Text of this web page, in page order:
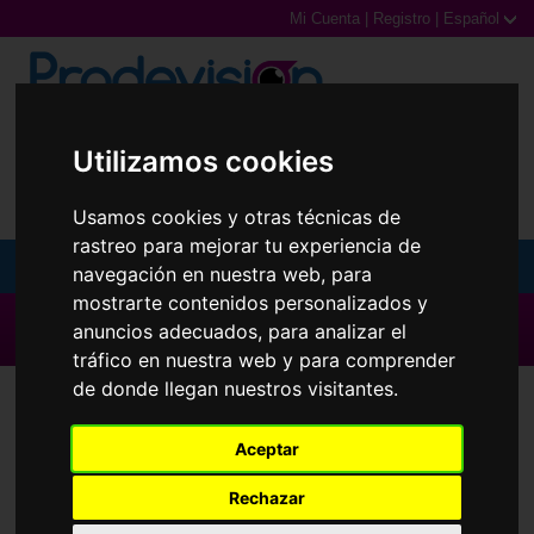
Utilizamos cookies
Usamos cookies y otras técnicas de
rastreo para mejorar tu experiencia de
navegación en nuestra web, para
mostrarte contenidos personalizados y
anuncios adecuados, para analizar el
tráfico en nuestra web y para comprender
de donde llegan nuestros visitantes.
Aceptar
Rechazar
Mi Cuenta Registro Español
Gafas de Sol
Gafas Graduadas
Gafas Deportivas
Lentillas
▶ Todas las Marcas ◀
Repuestos para gafas de sol Oakley 9418
Wind Jacket